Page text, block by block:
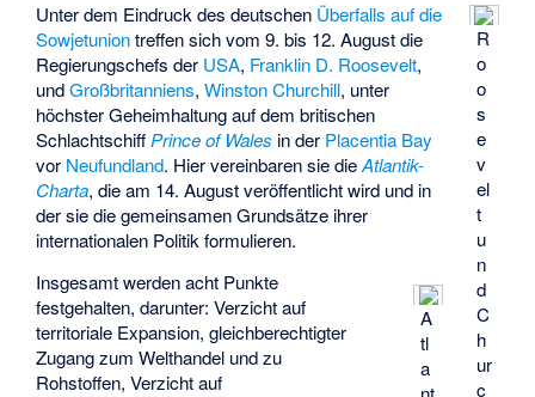
R
o
o
s
e
v
el
t
u
n
d
C
h
ur
c
Unter dem Eindruck des deutschen Überfalls auf die
Sowjetuniontreffen sich vom 9. bis 12. August die
Regierungschefs der USA, Franklin D. Roosevelt,
undGroßbritanniens,Winston Churchill, unter
höchster Geheimhaltung auf dem britischen
Schlachtschiff Prince of Wales in der Placentia Bay
vor Neufundland. Hier vereinbaren sie dieAtlantik-
Charta, die am 14. August veröffentlicht wird und in
der sie die gemeinsamen Grundsätze ihrer
internationalen Politik formulieren.
A
tl
a
Insgesamt werden acht Punkte
festgehalten, darunter: Verzicht auf
territoriale Expansion, gleichberechtigter
Zugang zum Welthandel und zu
Rohstoffen, Verzicht auf